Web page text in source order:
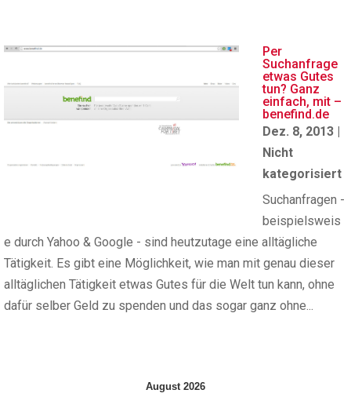
Per
Suchanfrage
etwas Gutes
tun? Ganz
einfach, mit –
benefind.de
Dez. 8, 2013 |
Nicht
kategorisiert
Suchanfragen -
beispielsweis
e durch Yahoo & Google - sind heutzutage eine alltägliche
Tätigkeit. Es gibt eine Möglichkeit, wie man mit genau dieser
alltäglichen Tätigkeit etwas Gutes für die Welt tun kann, ohne
dafür selber Geld zu spenden und das sogar ganz ohne...
August 2026